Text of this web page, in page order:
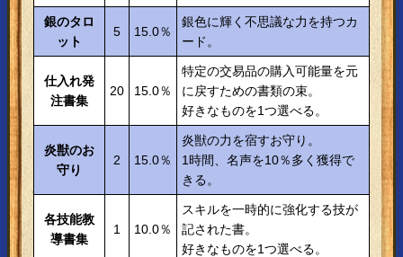
銀のタロ
ット
5 15.0％
銀色に輝く不思議な力を持つカ
ード。
仕入れ発
注書集
20 15.0％
特定の交易品の購入可能量を元
に戻すための書類の束。
好きなものを1つ選べる。
炎獣のお
守り
2 15.0％
炎獣の力を宿すお守り。
1時間、名声を10％多く獲得で
きる。
各技能教
導書集
1 10.0％
スキルを一時的に強化する技が
記された書。
好きなものを1つ選べる。